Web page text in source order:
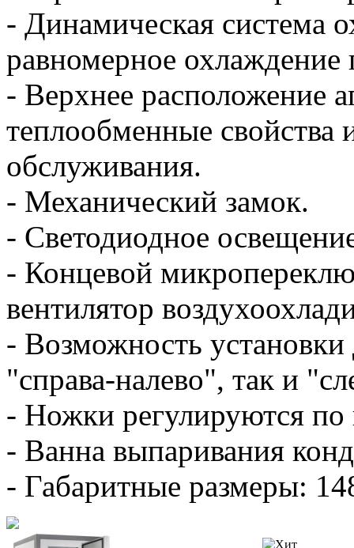
- Динамическая система
равномерное охлаждение
- Верхнее расположение
теплообменные свойства
обслуживания.
- Механический замок.
- Светодиодное
- Концевой
вентилятор
- Возможность
"справа-налево", так и
- Ножки регулируются по
- Ванна выпаривания
- Габаритные размеры: